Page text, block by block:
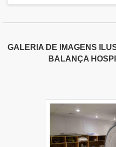
GALERIA DE IMAGENS
BALANÇA